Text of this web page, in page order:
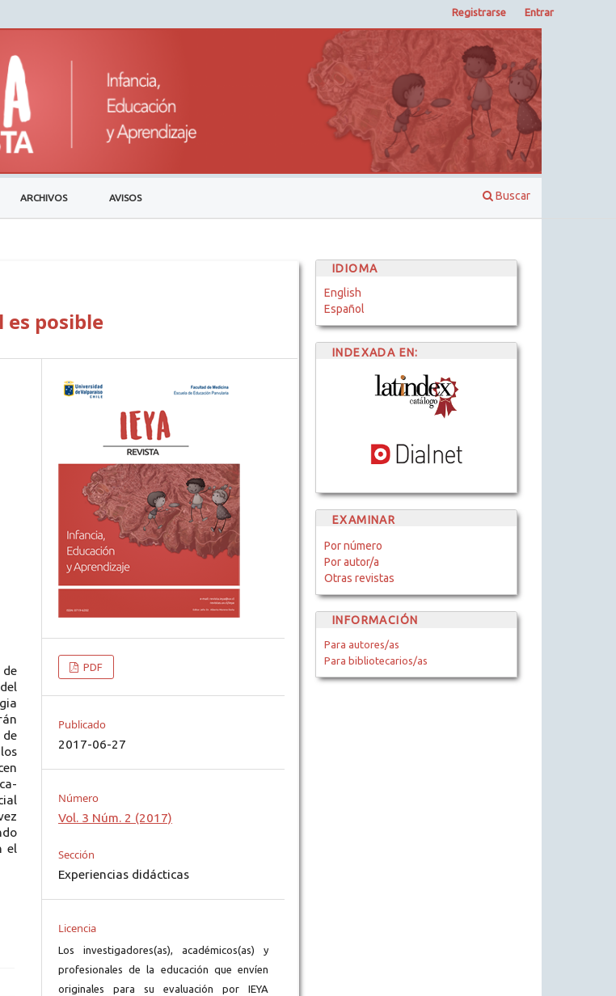
ARCHIVOS AVISOS Buscar
Registrarse Entrar
posible
el
PDF
Publicado
2017-06-27
Número
Vol. 3 Núm. 2 (2017)
Sección
Experiencias didácticas
Licencia
Los investigadores(as), académicos(as) y
profesionales de la educación que envíen
originales para su evaluación por IEYA
IDIOMA
English
Español
INDEXADA EN:
EXAMINAR
Por número
Por autor/a
Otras revistas
INFORMACIÓN
Para autores/as
Para bibliotecarios/as